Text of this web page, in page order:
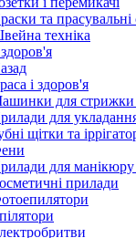
та прасувальні
техніка
і здоров'я
для стрижки
для
щітки та
для
прилади